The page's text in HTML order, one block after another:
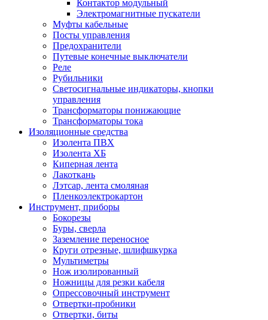
Контактор модульный
Электромагнитные пускатели
Муфты кабельные
Посты управления
Предохранители
Путевые конечные выключатели
Реле
Рубильники
Светосигнальные индикаторы, кнопки
управления
Трансформаторы понижающие
Трансформаторы тока
Изоляционные средства
Изолента ПВХ
Изолента ХБ
Киперная лента
Лакоткань
Лэтсар, лента смоляная
Пленкоэлектрокартон
Инструмент, приборы
Бокорезы
Буры, сверла
Заземление переносное
Круги отрезные, шлифшкурка
Мультиметры
Нож изолированный
Ножницы для резки кабеля
Опрессовочный инструмент
Отвертки-пробники
Отвертки, биты